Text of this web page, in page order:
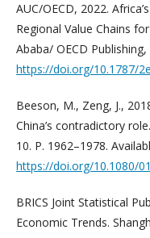
AUC/OECD, 2022.
Regional Value Chains
Ababa/ OECD
https://doi.org/10.1787/
Beeson, M., Zeng, J.,
China’s contradictory
10. P. 1962–1978.
https://doi.org/10.1080/
BRICS Joint Statistical
Economic Trends.